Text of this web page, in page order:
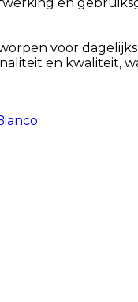
voor
en kwaliteit,